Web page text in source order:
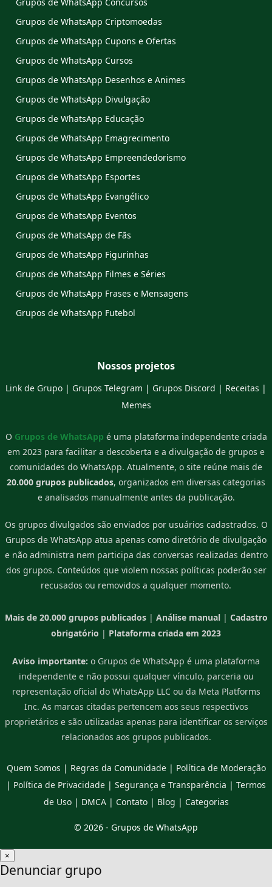
Grupos de WhatsApp Criptomoedas
Grupos de WhatsApp Cupons e Ofertas
Grupos de WhatsApp Cursos
Grupos de WhatsApp Desenhos e Animes
Grupos de WhatsApp Divulgação
Grupos de WhatsApp Educação
Grupos de WhatsApp Emagrecimento
Grupos de WhatsApp Empreendedorismo
Grupos de WhatsApp Esportes
Grupos de WhatsApp Evangélico
Grupos de WhatsApp Eventos
Grupos de WhatsApp de Fãs
Grupos de WhatsApp Figurinhas
Grupos de WhatsApp Filmes e Séries
Grupos de WhatsApp Frases e Mensagens
Grupos de WhatsApp Futebol
Nossos projetos
Link de Grupo | Grupos Telegram | Grupos Discord | Receitas |
Memes
O Grupos de WhatsApp é uma plataforma independente criada
em 2023 para facilitar a descoberta e a divulgação de grupos e
comunidades do WhatsApp. Atualmente, o site reúne mais de
20.000 grupos publicados, organizados em diversas categorias
e analisados manualmente antes da publicação.
Os grupos divulgados são enviados por usuários cadastrados. O
Grupos de WhatsApp atua apenas como diretório de divulgação
e não administra nem participa das conversas realizadas dentro
dos grupos. Conteúdos que violem nossas políticas poderão ser
recusados ou removidos a qualquer momento.
Mais de 20.000 grupos publicados| Análise manual| Cadastro
obrigatório | Plataforma criada em 2023
Aviso importante: o Grupos de WhatsApp é uma plataforma
independente e não possui qualquer vínculo, parceria ou
representação oficial do WhatsApp LLC ou da Meta Platforms
Inc. As marcas citadas pertencem aos seus respectivos
proprietários e são utilizadas apenas para identificar os serviços
relacionados aos grupos publicados.
Quem Somos | Regras da Comunidade| Política de Moderação
| Política de Privacidade | Segurança e Transparência | Termos
de Uso| DMCA| Contato| Blog | Categorias
© 2026 - Grupos de WhatsApp
×
Denunciar grupo